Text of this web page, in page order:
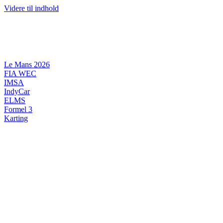
Videre til indhold
Le Mans 2026
FIA WEC
IMSA
IndyCar
ELMS
Formel 3
Karting